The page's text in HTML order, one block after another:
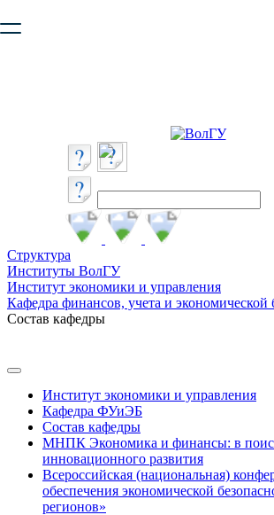
безопасную работу с сайтом. Пожалуйста
Структура
Институты ВолГУ
Институт экономики и управления
Кафедра финансов, учета и экономической
Состав кафедры
Институт экономики и управления
Кафедра ФУиЭБ
Состав кафедры
МНПК Экономика и финансы: в
инновационного развития
Всероссийская (национальная)
обеспечения экономической
регионов»